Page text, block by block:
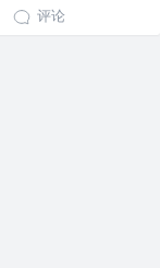
评论